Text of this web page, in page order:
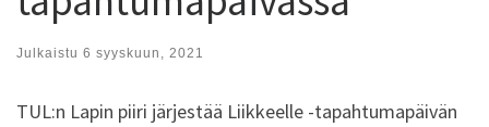
Julkaistu 6 syyskuun, 2021
TUL:n Lapin piiri järjestää Liikkeelle -tapahtumapäivän